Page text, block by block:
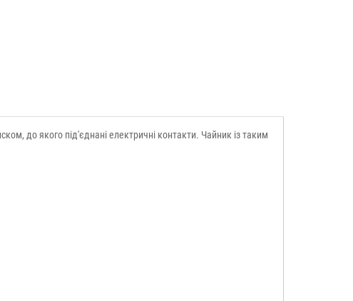
до якого під'єднані електричні контакти. Чайник із таким